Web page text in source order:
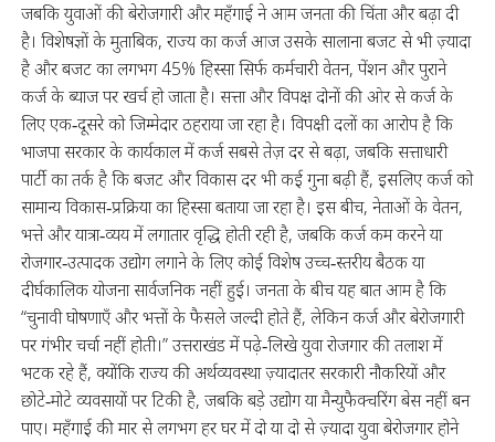
जबकि युवाओं की बेरोजगारी और महँगाई ने आम जनता की चिंता और बढ़ा दी
है। विशेषज्ञों के मुताबिक, राज्य का कर्ज आज उसके सालाना बजट से भी ज़्यादा
है और बजट का लगभग 45% हिस्सा सिर्फ कर्मचारी वेतन, पेंशन और पुराने
कर्ज के ब्याज पर खर्च हो जाता है। सत्ता और विपक्ष दोनों की ओर से कर्ज के
लिए एक‑दूसरे को जिम्मेदार ठहराया जा रहा है। विपक्षी दलों का आरोप है कि
भाजपा सरकार के कार्यकाल में कर्ज सबसे तेज़ दर से बढ़ा, जबकि सत्ताधारी
पार्टी का तर्क है कि बजट और विकास दर भी कई गुना बढ़ी हैं, इसलिए कर्ज को
सामान्य विकास‑प्रक्रिया का हिस्सा बताया जा रहा है। इस बीच, नेताओं के वेतन,
भत्ते और यात्रा‑व्यय में लगातार वृद्धि होती रही है, जबकि कर्ज कम करने या
रोजगार‑उत्पादक उद्योग लगाने के लिए कोई विशेष उच्च‑स्तरीय बैठक या
दीर्घकालिक योजना सार्वजनिक नहीं हुई। जनता के बीच यह बात आम है कि
“चुनावी घोषणाएँ और भत्तों के फैसले जल्दी होते हैं, लेकिन कर्ज और बेरोजगारी
पर गंभीर चर्चा नहीं होती।” उत्तराखंड में पढ़े‑लिखे युवा रोजगार की तलाश में
भटक रहे हैं, क्योंकि राज्य की अर्थव्यवस्था ज़्यादातर सरकारी नौकरियों और
छोटे‑मोटे व्यवसायों पर टिकी है, जबकि बड़े उद्योग या मैन्युफैक्चरिंग बेस नहीं बन
पाए। महँगाई की मार से लगभग हर घर में दो या दो से ज़्यादा युवा बेरोजगार होने